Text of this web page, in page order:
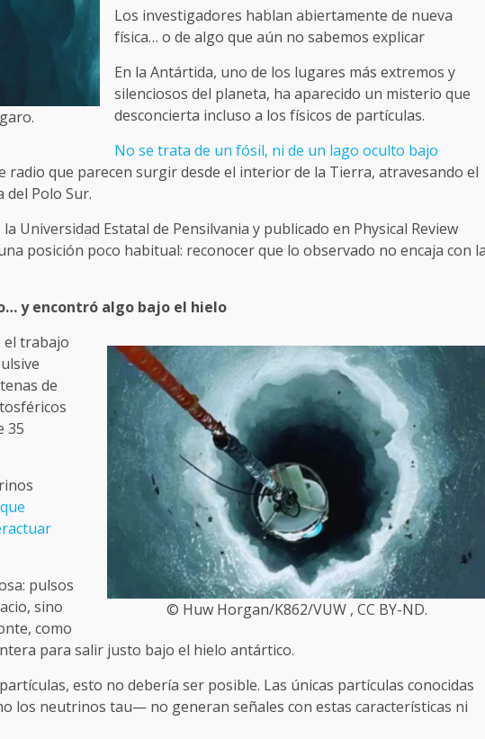
Los investigadores hablan abiertamente de nueva
física… o de algo que aún no sabemos explicar
En la Antártida, uno de los lugares más extremos y
silenciosos del planeta, ha aparecido un misterio que
desconcierta incluso a los físicos de partículas.
No se trata de un fósil, ni de un lago oculto bajo
radio que parecen surgir desde el interior de la Tierra, atravesando el
Polo Sur.
Universidad Estatal de Pensilvania y publicado en Physical Review
posición poco habitual: reconocer que lo observado no encaja con
y encontró algo bajo el hielo
© Huw Horgan/K862/VUW , CC BY-ND.
el trabajo
de
35
pulsos
sino
como
para salir justo bajo el hielo antártico.
esto no debería ser posible. Las únicas partículas conocidas
los neutrinos tau— no generan señales con estas características ni